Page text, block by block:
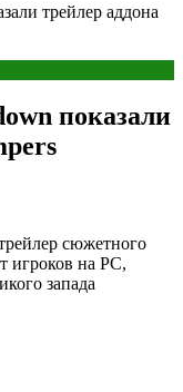
трейлер аддона
показали
сюжетного
игроков на PC,
запада